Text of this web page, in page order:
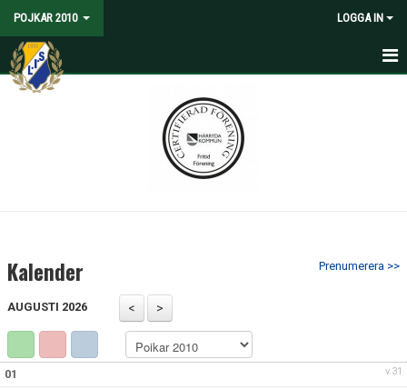
POJKAR 2010 LOGGA IN
HEM
DOKUMENT
KONTAKT
Prenumerera >>
Kalender
AUGUSTI 2026
v.31
01